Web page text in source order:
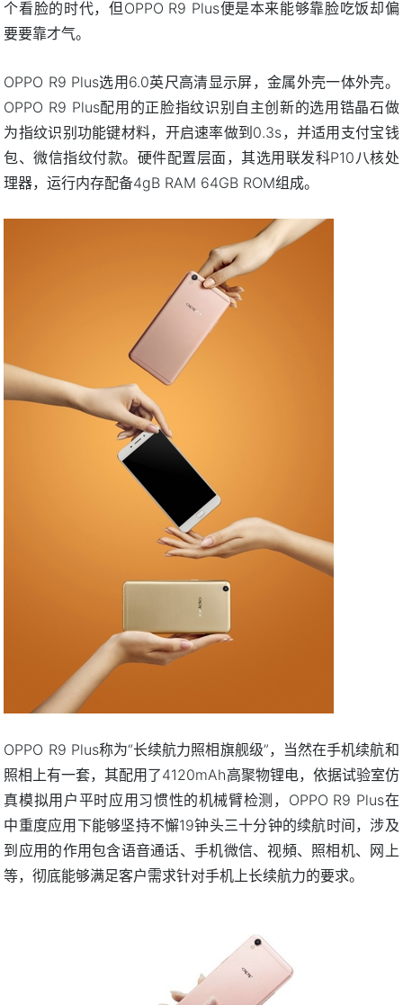
个看脸的时代，但OPPO R9 Plus便是本来能够靠脸吃饭却偏
要要靠才气。
OPPO R9 Plus选用6.0英尺高清显示屏，金属外壳一体外壳。
OPPO R9 Plus配用的正脸指纹识别自主创新的选用锆晶石做
为指纹识别功能键材料，开启速率做到0.3s，并适用支付宝钱
包、微信指纹付款。硬件配置层面，其选用联发科P10八核处
理器，运行内存配备4gB RAM 64GB ROM组成。
OPPO R9 Plus称为“长续航力照相旗舰级”，当然在手机续航和
照相上有一套，其配用了4120mAh高聚物锂电，依据试验室仿
真模拟用户平时应用习惯性的机械臂检测，OPPO R9 Plus在
中重度应用下能够坚持不懈19钟头三十分钟的续航时间，涉及
到应用的作用包含语音通话、手机微信、视頻、照相机、网上
等，彻底能够满足客户需求针对手机上长续航力的要求。